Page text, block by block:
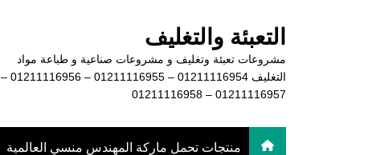
التعبئة والتغليف
مشروعات تعبئة وتغليف و مشروعات صناعية و طباعة مواد
التغليف 01211116954 – 01211116955 – 01211116956 –
01211116957 – 01211116958
منتجات تحمل ماركة المهندس منسي العالمية